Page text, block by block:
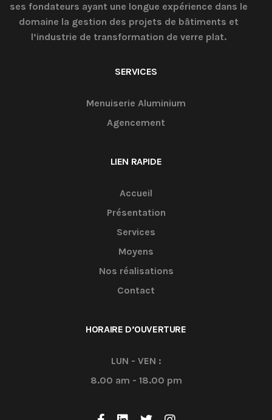
ses fondateurs ayant une longue expérience dans le
domaine la gestion des projets de bâtiments et
l’industrie de transformation de verre plat.
SERVICES
Menuiserie Aluminium
Agencement
LIEN RAPIDE
Accueil
Présentation
Services
Moyens
Nos réalisations
Contact
HORAIRE D’OUVERTURE
LUN - VEN :
8.00 am - 18.00 pm